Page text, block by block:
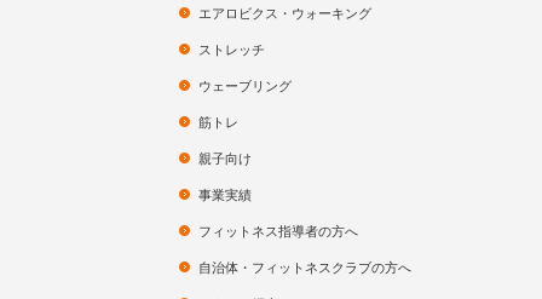
エアロビクス・ウォーキング
ストレッチ
ウェーブリング
筋トレ
親子向け
事業実績
フィットネス指導者の方へ
自治体・フィットネスクラブの方へ